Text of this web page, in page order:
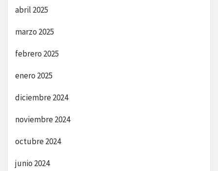
abril 2025
marzo 2025
febrero 2025
enero 2025
diciembre 2024
noviembre 2024
octubre 2024
junio 2024